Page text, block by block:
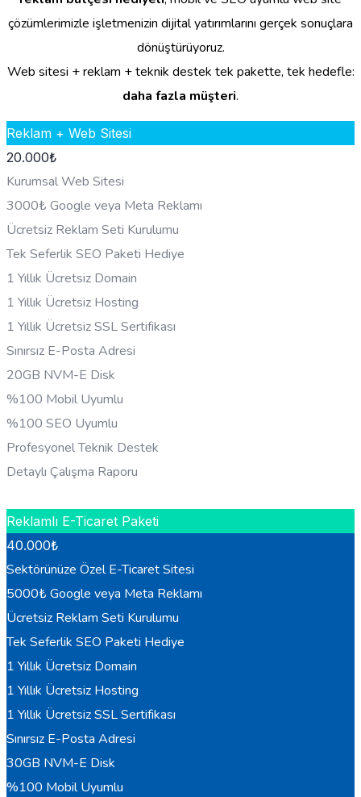
çözümlerimizle işletmenizin dijital yatırımlarını gerçek sonuçlara
dönüştürüyoruz.
Web sitesi + reklam + teknik destek tek pakette, tek hedefle:
daha fazla müşteri.
Reklam + Web Sitesi
20.000₺
Kurumsal Web Sitesi
3000₺ Google veya Meta Reklamı
Ücretsiz Reklam Seti Kurulumu
Tek Seferlik SEO Paketi Hediye
1 Yıllık Ücretsiz Domain
1 Yıllık Ücretsiz Hosting
1 Yıllık Ücretsiz SSL Sertifikası
Sınırsız E-Posta Adresi
20GB NVM-E Disk
%100 Mobil Uyumlu
%100 SEO Uyumlu
Profesyonel Teknik Destek
Detaylı Çalışma Raporu
Reklamlı E-Ticaret Paketi
40.000₺
Sektörünüze Özel E-Ticaret Sitesi
5000₺ Google veya Meta Reklamı
Ücretsiz Reklam Seti Kurulumu
Tek Seferlik SEO Paketi Hediye
1 Yıllık Ücretsiz Domain
1 Yıllık Ücretsiz Hosting
1 Yıllık Ücretsiz SSL Sertifikası
Sınırsız E-Posta Adresi
30GB NVM-E Disk
%100 Mobil Uyumlu